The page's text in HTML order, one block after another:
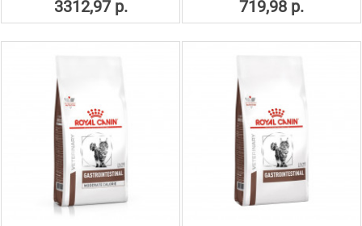
3312,97 р. 719,98 р.